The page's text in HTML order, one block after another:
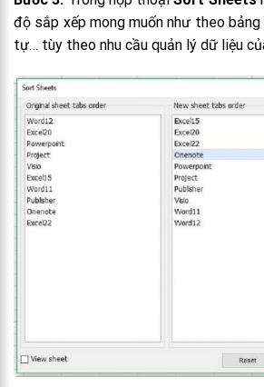
độ sắp xếp mong muốn như theo
tự… tùy theo nhu cầu quản lý dữ liệu